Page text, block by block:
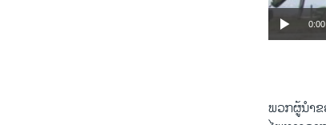
0:00
ພວກ​ຜູ້​ນຳ​